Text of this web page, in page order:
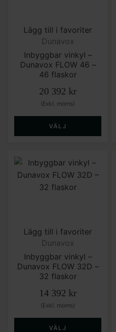
Lägg till i favoriter
Dunavox
Inbyggbar vinkyl –
Dunavox FLOW 46 –
46 flaskor
20 392 kr
(Exkl. moms)
VÄLJ
Lägg till i favoriter
Dunavox
Inbyggbar vinkyl –
Dunavox FLOW 32D –
32 flaskor
14 392 kr
(Exkl. moms)
VÄLJ